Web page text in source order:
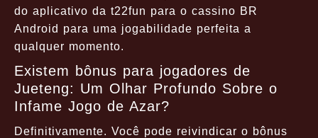
do aplicativo da t22fun para o cassino BR
Android para uma jogabilidade perfeita a
qualquer momento.
Existem bônus para jogadores de
Jueteng: Um Olhar Profundo Sobre o
Infame Jogo de Azar?
Definitivamente. Você pode reivindicar o bônus